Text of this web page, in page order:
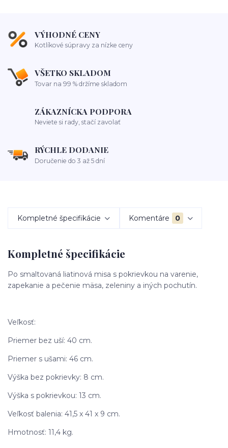
VÝHODNÉ CENY
Kotlíkové súpravy za nízke ceny
VŠETKO SKLADOM
Tovar na 99 % držíme skladom
ZÁKAZNÍCKA PODPORA
Neviete si rady, stačí zavolať
RÝCHLE DODANIE
Doručenie do 3 až 5 dní
Kompletné špecifikácie Komentáre 0
Kompletné špecifikácie
Po smaltovaná liatinová misa s pokrievkou na varenie,
zapekanie a pečenie mäsa, zeleniny a iných pochutín.
Veľkosť:
Priemer bez uší: 40 cm.
Priemer s ušami: 46 cm.
Výška bez pokrievky: 8 cm.
Výška s pokrievkou: 13 cm.
Veľkosť balenia: 41,5 x 41 x 9 cm.
Hmotnosť: 11,4 kg.